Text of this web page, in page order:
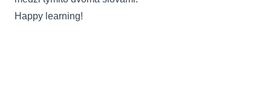
Happy learning!